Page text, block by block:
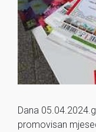
Dana
promovisan